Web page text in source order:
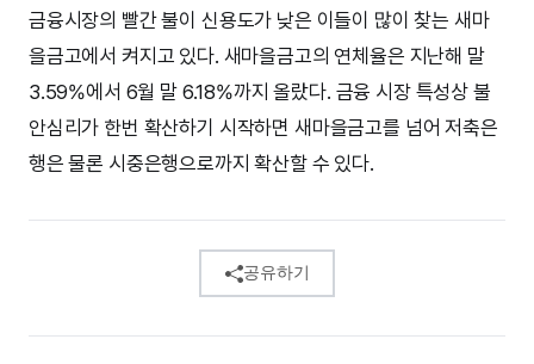
금융시장의 빨간 불이 신용도가 낮은 이들이 많이 찾는 새마
을금고에서 켜지고 있다. 새마을금고의 연체율은 지난해 말
3.59%에서 6월 말 6.18%까지 올랐다. 금융 시장 특성상 불
안심리가 한번 확산하기 시작하면 새마을금고를 넘어 저축은
행은 물론 시중은행으로까지 확산할 수 있다.
공유하기